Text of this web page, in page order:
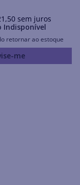
,50sem juros
Indisponível
retornar ao estoque
me